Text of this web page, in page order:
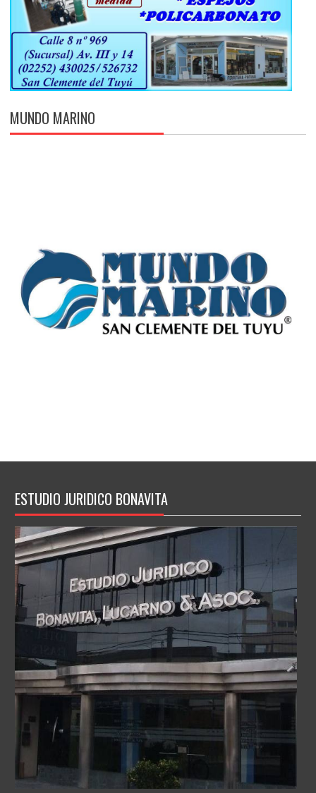
MUNDO MARINO
ESTUDIO JURIDICO BONAVITA